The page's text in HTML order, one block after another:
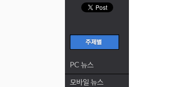
PC 뉴스
모바일 뉴스